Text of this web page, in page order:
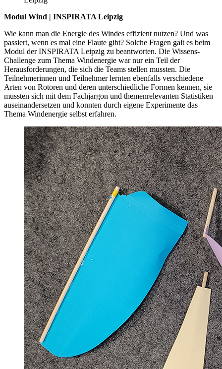
Modul Wind | INSPIRATA Leipzig
Wie kann man die Energie des Windes effizient nutzen? Und was
passiert, wenn es mal eine Flaute gibt? Solche Fragen galt es beim
Modul der INSPIRATA Leipzig zu beantworten. Die Wissens-
Challenge zum Thema Windenergie war nur ein Teil der
Herausforderungen, die sich die Teams stellen mussten. Die
Teilnehmerinnen und Teilnehmer lernten ebenfalls verschiedene
Arten von Rotoren und deren unterschiedliche Formen kennen, sie
mussten sich mit dem Fachjargon und themenrelevanten Statistiken
auseinandersetzen und konnten durch eigene Experimente das
Thema Windenergie selbst erfahren.